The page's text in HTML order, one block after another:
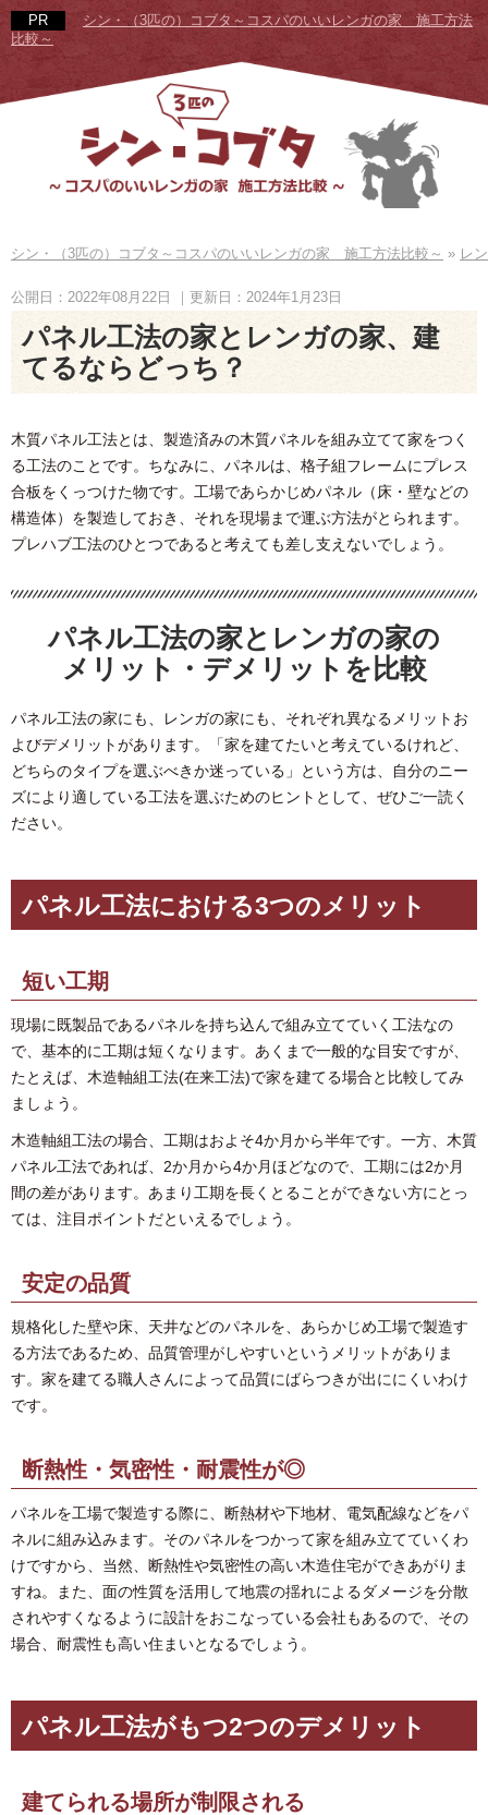
シン・（3匹の）コブタ～コスパのいいレンガの家 施工方法
比較～
シン・（3匹の）コブタ～コスパのいいレンガの家 施工方法比較～ » レ
公開日：2022年08月22日 ｜更新日：2024年1月23日
パネル工法の家とレンガの家、建
てるならどっち？
木質パネル工法とは、製造済みの木質パネルを組み立てて家をつく
る工法のことです。ちなみに、パネルは、格子組フレームにプレス
合板をくっつけた物です。工場であらかじめパネル（床・壁などの
構造体）を製造しておき、それを現場まで運ぶ方法がとられます。
プレハブ工法のひとつであると考えても差し支えないでしょう。
パネル工法の家とレンガの家の
メリット・デメリットを比較
パネル工法の家にも、レンガの家にも、それぞれ異なるメリットお
よびデメリットがあります。「家を建てたいと考えているけれど、
どちらのタイプを選ぶべきか迷っている」という方は、自分のニー
ズにより適している工法を選ぶためのヒントとして、ぜひご一読く
ださい。
パネル工法における3つのメリット
短い工期
現場に既製品であるパネルを持ち込んで組み立てていく工法なの
で、基本的に工期は短くなります。あくまで一般的な目安ですが、
たとえば、木造軸組工法(在来工法)で家を建てる場合と比較してみ
ましょう。
木造軸組工法の場合、工期はおよそ4か月から半年です。一方、木質
パネル工法であれば、2か月から4か月ほどなので、工期には2か月
間の差があります。あまり工期を長くとることができない方にとっ
ては、注目ポイントだといえるでしょう。
安定の品質
規格化した壁や床、天井などのパネルを、あらかじめ工場で製造す
る方法であるため、品質管理がしやすいというメリットがありま
す。家を建てる職人さんによって品質にばらつきが出ににくいわけ
です。
断熱性・気密性・耐震性が◎
パネルを工場で製造する際に、断熱材や下地材、電気配線などをパ
ネルに組み込みます。そのパネルをつかって家を組み立てていくわ
けですから、当然、断熱性や気密性の高い木造住宅ができあがりま
すね。また、面の性質を活用して地震の揺れによるダメージを分散
されやすくなるように設計をおこなっている会社もあるので、その
場合、耐震性も高い住まいとなるでしょう。
パネル工法がもつ2つのデメリット
建てられる場所が制限される